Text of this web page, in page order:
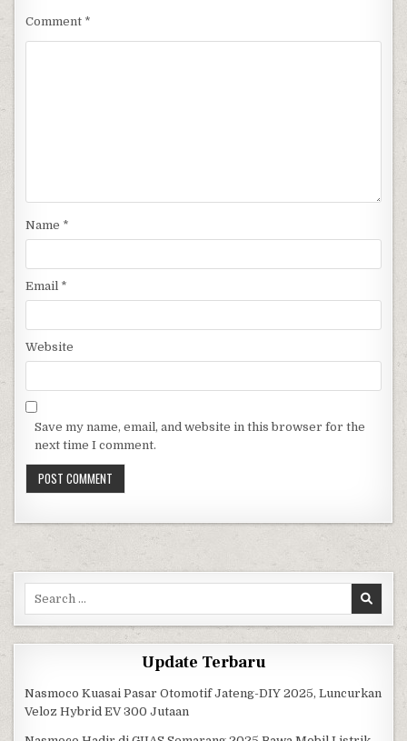
Comment *
Name *
Email *
Website
Save my name, email, and website in this browser for the
next time I comment.
Update Terbaru
Nasmoco Kuasai Pasar Otomotif Jateng-DIY 2025, Luncurkan
Veloz Hybrid EV 300 Jutaan